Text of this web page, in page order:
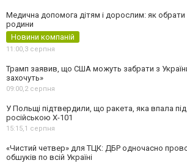
Медична допомога дітям і дорослим: як обрати
родини
Новини компаній
11:00,3 серпня
Трамп заявив, що США можуть забрати з
захочуть»
09:00,2 серпня
У Польщі підтвердили, що ракета, яка впала
російською Х-101
15:15,1 серпня
«Чистий четвер» для ТЦК: ДБР одночасно
обшуків по всій Україні